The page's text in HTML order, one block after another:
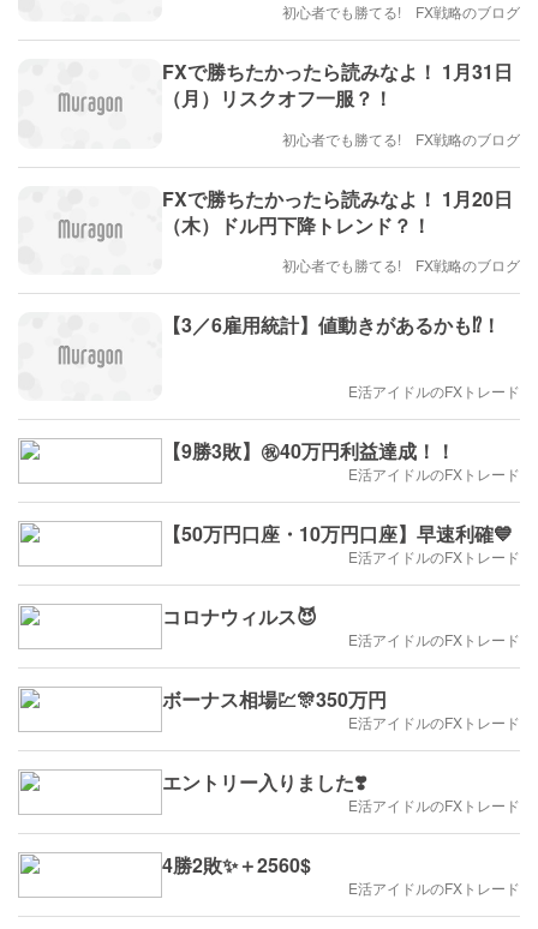
初心者でも勝てる! FX戦略のブログ
FXで勝ちたかったら読みなよ！ 1月31日
（月）リスクオフ一服？！
初心者でも勝てる! FX戦略のブログ
FXで勝ちたかったら読みなよ！ 1月20日
（木）ドル円下降トレンド？！
初心者でも勝てる! FX戦略のブログ
【3／6雇用統計】値動きがあるかも⁉️！
E活アイドルのFXトレード
【9勝3敗】㊗️40万円利益達成！！
E活アイドルのFXトレード
【50万円口座・10万円口座】早速利確💙
E活アイドルのFXトレード
コロナウィルス😈
E活アイドルのFXトレード
ボーナス相場💹🎊350万円
E活アイドルのFXトレード
エントリー入りました❣️
E活アイドルのFXトレード
4勝2敗✨＋2560$
E活アイドルのFXトレード